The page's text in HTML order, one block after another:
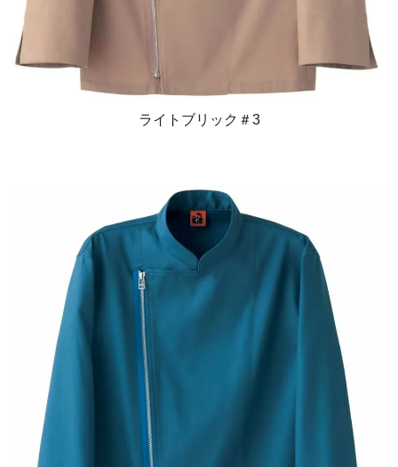
ライトブリック＃3